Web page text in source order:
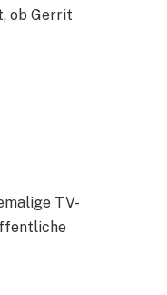
ob Gerrit
TV-